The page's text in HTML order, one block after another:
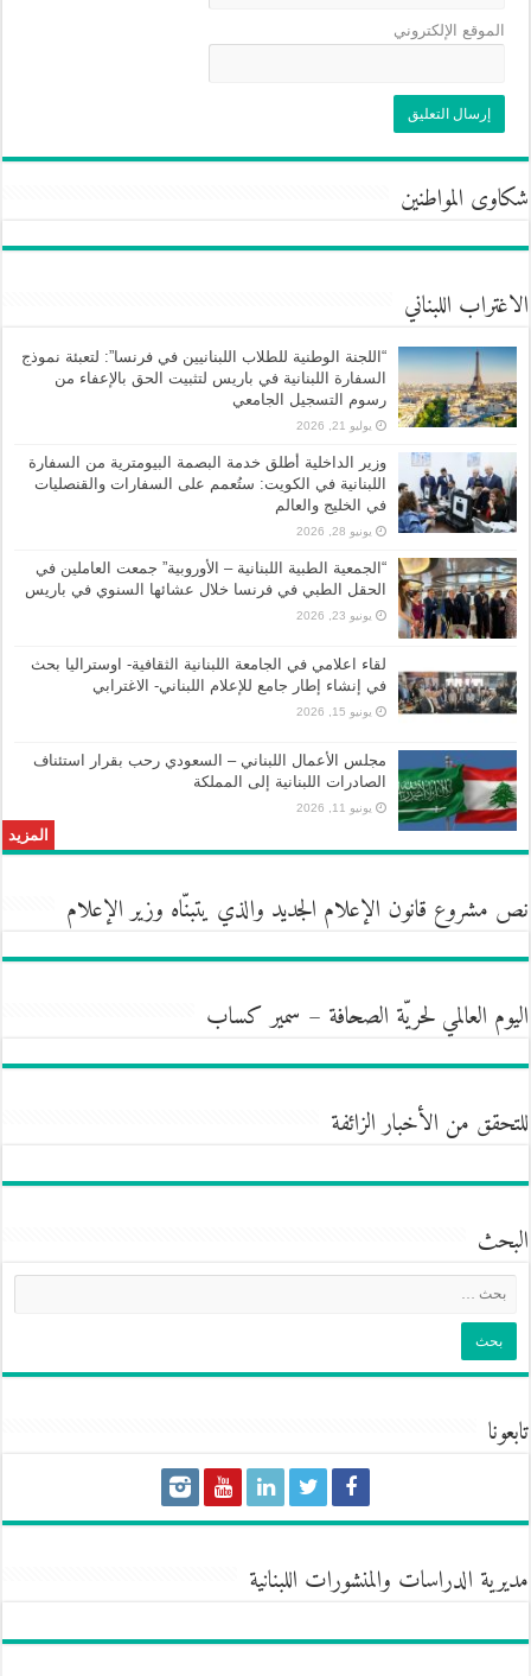
الموقع الإلكتروني
شكاوى المواطنين
الاغتراب اللبناني
المزيد
“اللجنة الوطنية للطلاب اللبنانيين في فرنسا”: لتعبئة نموذج
السفارة اللبنانية في باريس لتثبيت الحق بالإعفاء من
رسوم التسجيل الجامعي
يوليو 21, 2026
وزير الداخلية أطلق خدمة البصمة البيومترية من السفارة
اللبنانية في الكويت: ستُعمم على السفارات والقنصليات
في الخليج والعالم
يونيو 28, 2026
“الجمعية الطبية اللبنانية – الأوروبية” جمعت العاملين في
الحقل الطبي في فرنسا خلال عشائها السنوي في باريس
يونيو 23, 2026
لقاء اعلامي في الجامعة اللبنانية الثقافية- اوستراليا بحث
في إنشاء إطار جامع للإعلام اللبناني- الاغترابي
يونيو 15, 2026
مجلس الأعمال اللبناني – السعودي رحب بقرار استئناف
الصادرات اللبنانية إلى المملكة
يونيو 11, 2026
نص مشروع قانون الإعلام الجديد والذي يتبنّاه وزير الإعلام
اليوم العالمي لحريّة الصحافة – سمير كساب
للتحقق من الأخبار الزائفة
البحث
تابعونا
مديرية الدراسات والمنشورات اللبنانية